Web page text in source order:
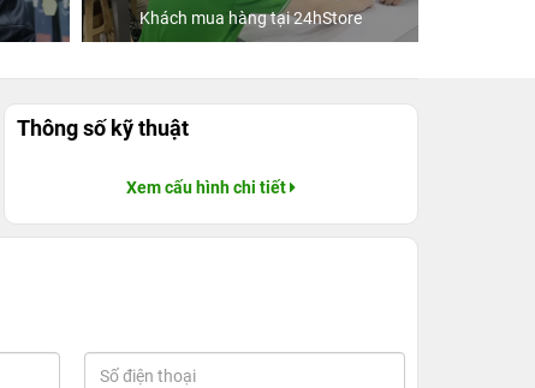
Khách mua hàng tại 24hStore
Thông số kỹ thuật
Xem cấu hình chi tiết